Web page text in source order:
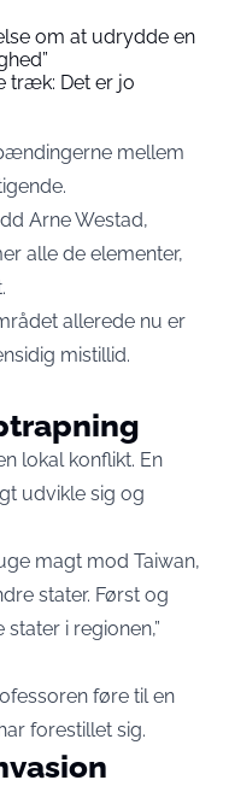
om at udrydde en
træk: Det er jo
mellem
Arne Westad,
alle de elementer,
allerede nu er
mistillid.
lokal konflikt. En
udvikle sig og
magt mod Taiwan,
stater. Først og
i regionen,”
føre til en
forestillet sig.